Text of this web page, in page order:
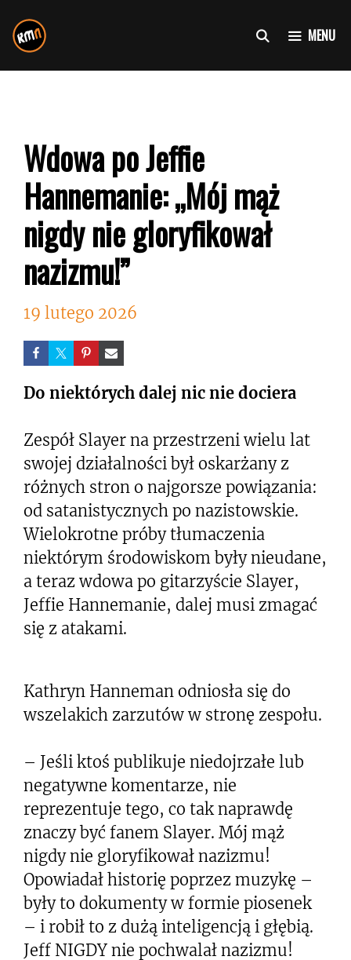
do
treści
MENU
Wdowa po Jeffie
Hannemanie: „Mój mąż
nigdy nie gloryfikował
nazizmu!”
19 lutego 2026
Do niektórych dalej nic nie dociera
Zespół Slayer na przestrzeni wielu lat
swojej działalności był oskarżany z
różnych stron o najgorsze powiązania:
od satanistycznych po nazistowskie.
Wielokrotne próby tłumaczenia
niektórym środowiskom były nieudane,
a teraz wdowa po gitarzyście Slayer,
Jeffie Hannemanie, dalej musi zmagać
się z atakami.
Kathryn Hanneman odniosła się do
wszelakich zarzutów w stronę zespołu.
– Jeśli ktoś publikuje niedojrzałe lub
negatywne komentarze, nie
reprezentuje tego, co tak naprawdę
znaczy być fanem Slayer. Mój mąż
nigdy nie gloryfikował nazizmu!
Opowiadał historię poprzez muzykę –
były to dokumenty w formie piosenek
– i robił to z dużą inteligencją i głębią.
Jeff NIGDY nie pochwalał nazizmu!